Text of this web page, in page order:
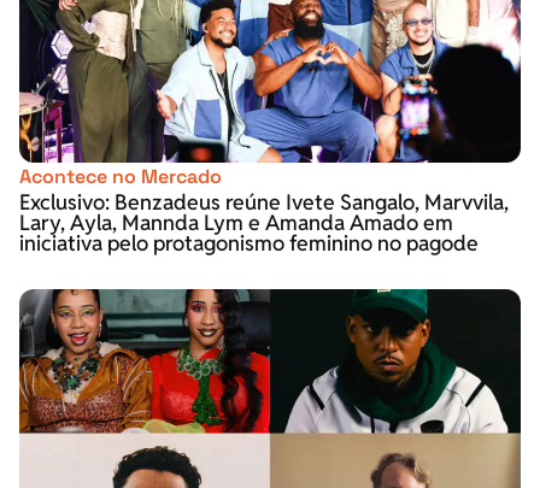
Acontece no Mercado
Exclusivo: Benzadeus reúne Ivete Sangalo, Marvvila,
Lary, Ayla, Mannda Lym e Amanda Amado em
iniciativa pelo protagonismo feminino no pagode